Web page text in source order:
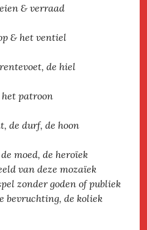
& verraad
& het ventiel
de hiel
patroon
de durf, de hoon
de heroïek
van deze mozaïek
zonder goden of publiek
de koliek